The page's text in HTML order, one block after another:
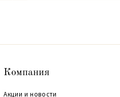
Компания
Акции и новости